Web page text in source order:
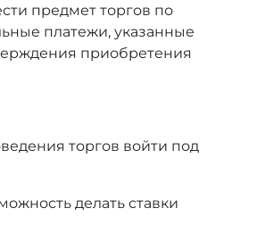
предмет торгов по
платежи, указанные
приобретения
торгов войти под
делать ставки